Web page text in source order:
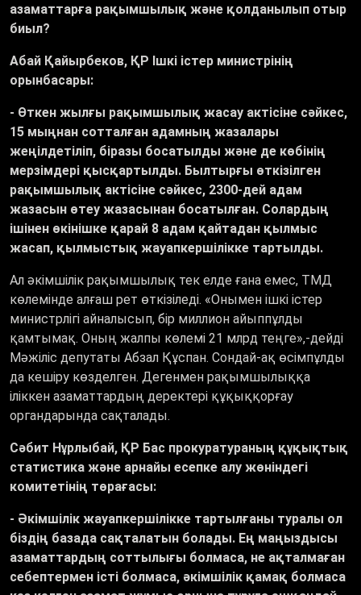
азаматтарға рақымшылық және қолданылып отыр
биыл?
Абай Қайырбеков, ҚР Ішкі істер министрінің
орынбасары:
- Өткен жылғы рақымшылық жасау актісіне сәйкес,
15 мыңнан сотталған адамның жазалары
жеңілдетіліп, біразы босатылды және де көбінің
мерзімдері қысқартылды. Былтырғы өткізілген
рақымшылық актісіне сәйкес, 2300-дей адам
жазасын өтеу жазасынан босатылған. Солардың
ішінен өкінішке қарай 8 адам қайтадан қылмыс
жасап, қылмыстық жауапкершілікке тартылды.
Ал әкімшілік рақымшылық тек елде ғана емес, ТМД
көлемінде алғаш рет өткізіледі. «Онымен ішкі істер
министрлігі айналысып, бір миллион айыппұлды
қамтымақ. Оның жалпы көлемі 21 млрд теңге»,-дейді
Мәжіліс депутаты Абзал Құспан. Сондай-ақ өсімпұлды
да кешіру көзделген. Дегенмен рақымшылыққа
іліккен азаматтардың деректері құқыққорғау
органдарында сақталады.
Сәбит Нұрлыбай, ҚР Бас прокуратураның құқықтық
статистика және арнайы есепке алу жөніндегі
комитетінің төрағасы:
- Әкімшілік жауапкершілікке тартылғаны туралы ол
біздің базада сақталатын болады. Ең маңыздысы
азаматтардың соттылығы болмаса, не ақталмаған
себептермен істі болмаса, әкімшілік қамақ болмаса